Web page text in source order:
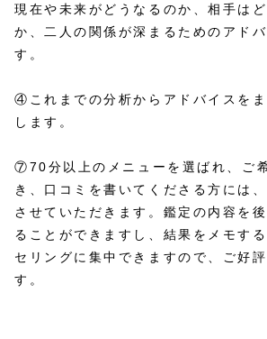
現在や未来がどうなるのか、相手は
か、二人の関係が深まるためのアド
す。
④これまでの分析からアドバイスを
します。
⑦70分以上のメニューを選ばれ、ご
き、口コミを書いてくださる方には
させていただきます。鑑定の内容を
ることができますし、結果をメモす
セリングに集中できますので、ご好
す。